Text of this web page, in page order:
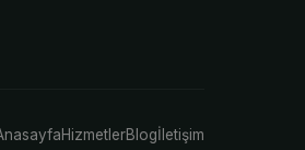
HizmetlerBlogİletişim